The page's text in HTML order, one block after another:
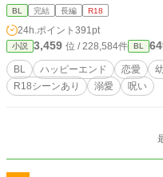
ラブ。 コメディ
BL 完結 長編 R18
24h.ポイント 391pt
小説 3,459 位 / 228,584件 BL
BL ハッピーエンド 恋愛
R18シーンあり
溺愛 呪い